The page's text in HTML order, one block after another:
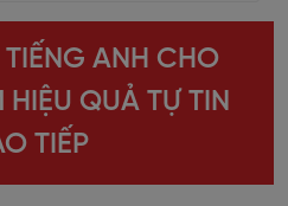
ANH CHO
QUẢ TỰ TIN
TIẾP